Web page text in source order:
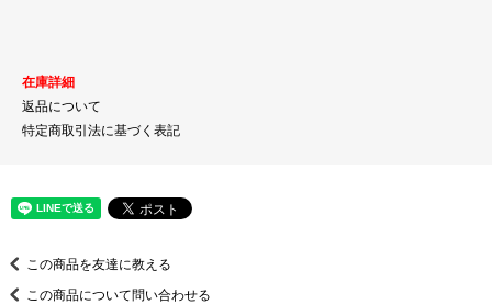
在庫詳細
返品について
特定商取引法に基づく表記
この商品を友達に教える
この商品について問い合わせる